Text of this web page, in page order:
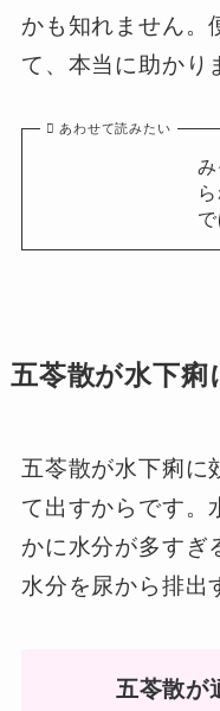
かも知れません。
て、本当に助かり
あわせて読みたい
五苓散が水下痢
五苓散が水下痢に
て出すからです。
かに水分が多すぎ
水分を尿から排出
五苓散が